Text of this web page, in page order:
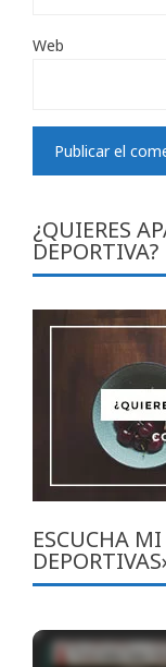
Web
¿QUIERES
DEPORTIVA?
ESCUCHA